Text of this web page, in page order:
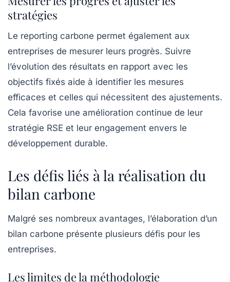
stratégies
Le reporting carbone permet également aux
entreprises de mesurer leurs progrès. Suivre
l’évolution des résultats en rapport avec les
objectifs fixés aide à identifier les mesures
efficaces et celles qui nécessitent des ajustements.
Cela favorise une amélioration continue de leur
stratégie RSE et leur engagement envers le
développement durable.
Les défis liés à la réalisation du
bilan carbone
Malgré ses nombreux avantages, l’élaboration d’un
bilan carbone présente plusieurs défis pour les
entreprises.
Les limites de la méthodologie